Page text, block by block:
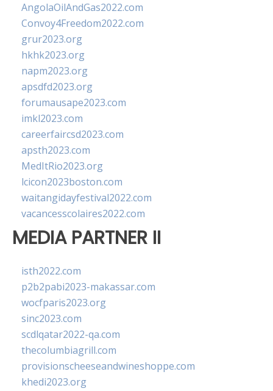
AngolaOilAndGas2022.com
Convoy4Freedom2022.com
grur2023.org
hkhk2023.org
napm2023.org
apsdfd2023.org
forumausape2023.com
imkl2023.com
careerfaircsd2023.com
apsth2023.com
MedItRio2023.org
lcicon2023boston.com
waitangidayfestival2022.com
vacancesscolaires2022.com
MEDIA PARTNER II
isth2022.com
p2b2pabi2023-makassar.com
wocfparis2023.org
sinc2023.com
scdlqatar2022-qa.com
thecolumbiagrill.com
provisionscheeseandwineshoppe.com
khedi2023.org